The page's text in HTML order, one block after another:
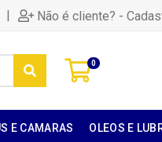
| Não é cliente? -
0
E CAMARAS OLEOS E